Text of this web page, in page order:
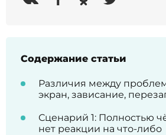
Содержание статьи
Различия между
экран, зависание,
Сценарий 1: Полностью
нет реакции на что-либо